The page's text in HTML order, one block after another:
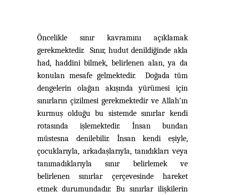
Öncelikle sınır kavramını açıklamak
gerekmektedir. Sınır, hudut denildiğinde akla
had, haddini bilmek, belirlenen alan, ya da
konulan mesafe gelmektedir. Doğada tüm
dengelerin olağan akışında yürümesi için
sınırların çizilmesi gerekmektedir ve Allah’ın
kurmuş olduğu bu sistemde sınırlar kendi
rotasında işlemektedir. İnsan bundan
müstesna denilebilir. İnsan kendi eşiyle,
çocuklarıyla, arkadaşlarıyla, tanıdıkları veya
tanımadıklarıyla sınır belirlemek ve
belirlenen sınırlar çerçevesinde hareket
etmek durumundadır. Bu sınırlar ilişkilerin